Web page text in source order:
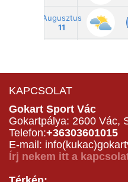
KAPCSOLAT
Gokart Sport Vác
Gokartpálya: 2600 Vác,
Telefon:+36303601015
E-mail:
Írj nekem itt a